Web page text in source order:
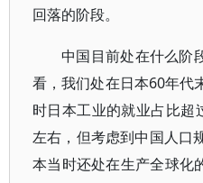
回落的阶段。
中国目前处在什么阶
看，我们处在日本60年代
时日本工业的就业占比超
左右，但考虑到中国人口
本当时还处在生产全球化